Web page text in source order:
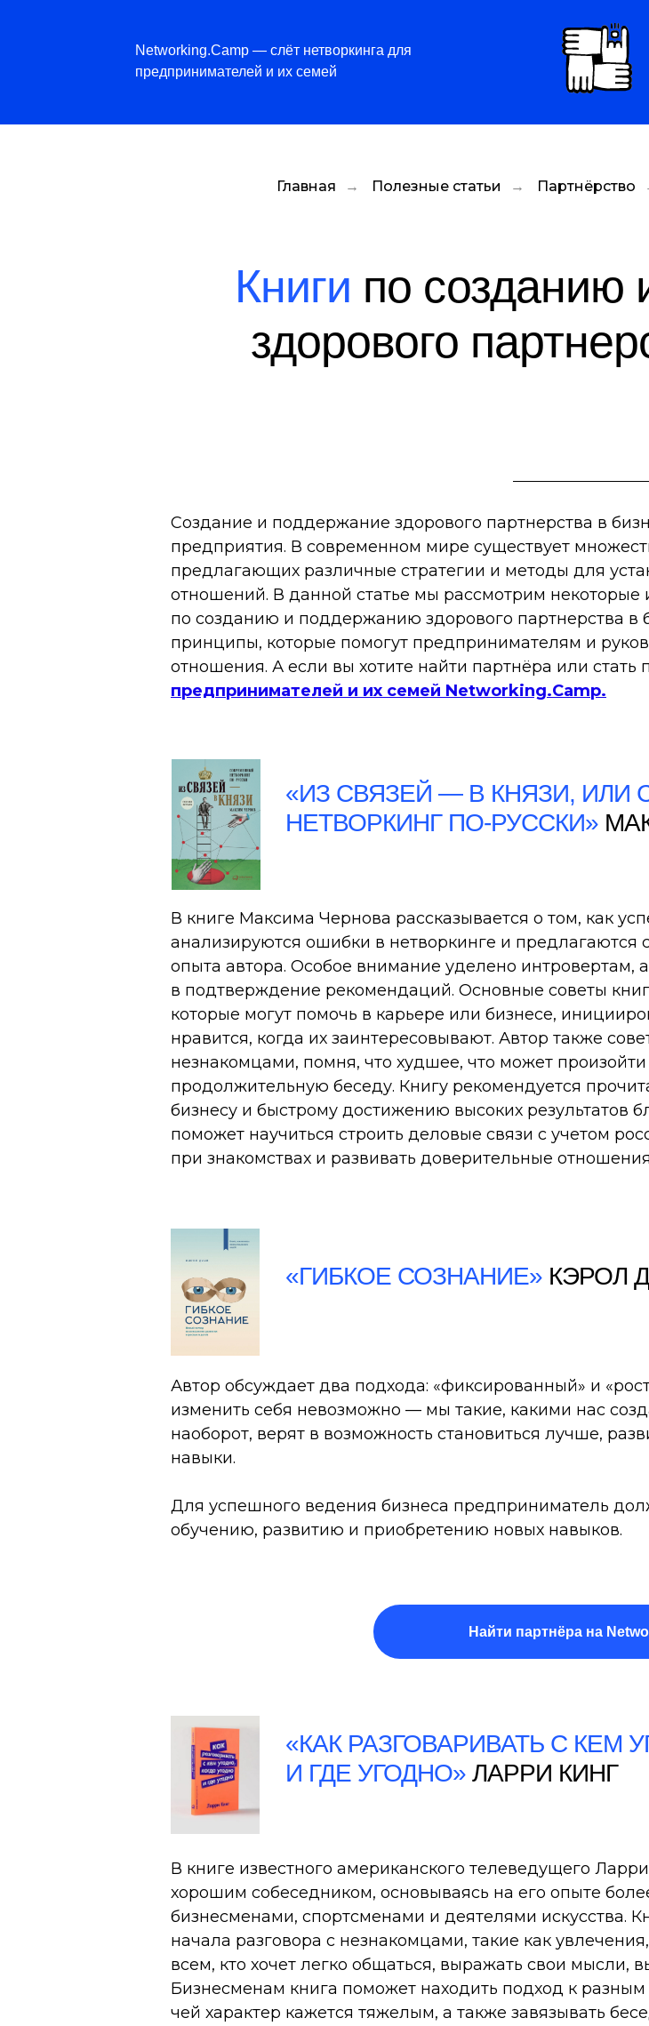
Networking.Camp — слёт нетворкинга для
предпринимателей и их семей
Главная → Полезные статьи → Партнёрство
Книги по созданию
здорового
Создание и поддержание здорового партнерства в
предприятия. В современном мире существует
предлагающих различные стратегии и методы для
отношений. В данной статье мы рассмотрим некоторые
по созданию и поддержанию здорового партнерства в
принципы, которые помогут предпринимателям и
отношения. А если вы хотите найти партнёра или стать
предпринимателей и их семей Networking.Camp.
«ИЗ СВЯЗЕЙ — В КНЯЗИ,
НЕТВОРКИНГ ПО-РУССКИ»
В книге Максима Чернова рассказывается о том, как
анализируются ошибки в нетворкинге и предлагаются
опыта автора. Особое внимание уделено интровертам,
в подтверждение рекомендаций. Основные советы
которые могут помочь в карьере или бизнесе,
нравится, когда их заинтересовывают. Автор также
незнакомцами, помня, что худшее, что может
продолжительную беседу. Книгу рекомендуется
бизнесу и быстрому достижению высоких результатов
поможет научиться строить деловые связи с учетом
при знакомствах и развивать доверительные
«ГИБКОЕ СОЗНАНИЕ» КЭРОЛ
Автор обсуждает два подхода: «фиксированный» и
изменить себя невозможно — мы такие, какими нас
наоборот, верят в возможность становиться лучше,
навыки.
Для успешного ведения бизнеса предприниматель
обучению, развитию и приобретению новых навыков.
Найти партнёра на
«КАК РАЗГОВАРИВАТЬ С КЕМ
И ГДЕ УГОДНО» ЛАРРИ КИНГ
В книге известного американского телеведущего
хорошим собеседником, основываясь на его опыте
бизнесменами, спортсменами и деятелями искусства.
начала разговора с незнакомцами, такие как
всем, кто хочет легко общаться, выражать свои мысли,
Бизнесменам книга поможет находить подход к
чей характер кажется тяжелым, а также завязывать